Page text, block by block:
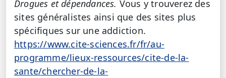
Drogues et dépendances. Vous y trouverez des
sites généralistes ainsi que des sites plus
spécifiques sur une addiction.
https://www.cite-sciences.fr/fr/au-
programme/lieux-ressources/cite-de-la-
sante/chercher-de-la-